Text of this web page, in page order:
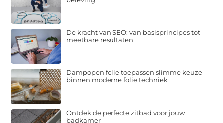
De kracht van SEO: van basisprincipes tot
meetbare resultaten
Dampopen folie toepassen slimme keuze
binnen moderne folie techniek
Ontdek de perfecte zitbad voor jouw
badkamer